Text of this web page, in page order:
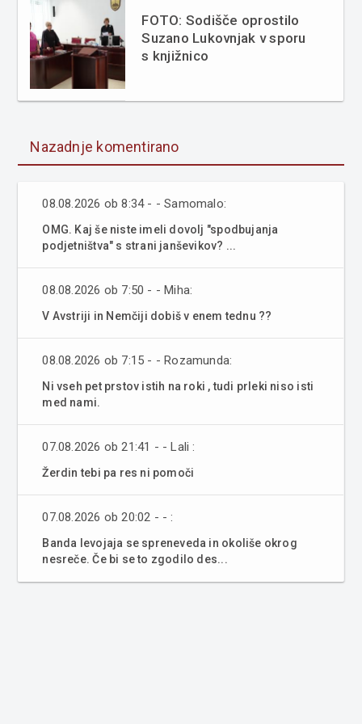
FOTO: Sodišče oprostilo
Suzano Lukovnjak v sporu
s knjižnico
Nazadnje komentirano
08.08.2026 ob 8:34 - - Samomalo:
OMG. Kaj še niste imeli dovolj "spodbujanja
podjetništva" s strani janševikov? ...
08.08.2026 ob 7:50 - - Miha:
V Avstriji in Nemčiji dobiš v enem tednu ??
08.08.2026 ob 7:15 - - Rozamunda:
Ni vseh pet prstov istih na roki , tudi prleki niso isti
med nami.
07.08.2026 ob 21:41 - - Lali :
Žerdin tebi pa res ni pomoči
07.08.2026 ob 20:02 - - :
Banda levojaja se spreneveda in okoliše okrog
nesreče. Če bi se to zgodilo des...